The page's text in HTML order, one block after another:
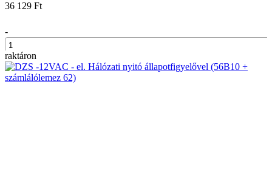
36 129 Ft
-
+
raktáron